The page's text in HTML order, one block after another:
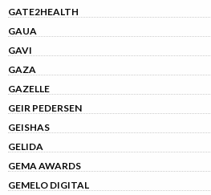
GATE2HEALTH
GAUA
GAVI
GAZA
GAZELLE
GEIR PEDERSEN
GEISHAS
GELIDA
GEMA AWARDS
GEMELO DIGITAL